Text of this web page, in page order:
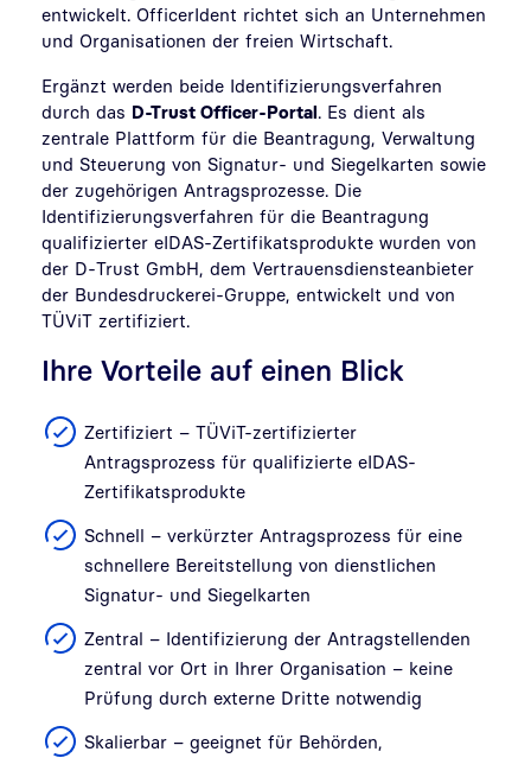
entwickelt. OfficerIdent richtet sich an Unternehmen
und Organisationen der freien Wirtschaft.
Ergänzt werden beide Identifizierungsverfahren
durch das D-Trust Officer-Portal . Es dient als
zentrale Plattform für die Beantragung, Verwaltung
und Steuerung von Signatur- und Siegelkarten sowie
der zugehörigen Antragsprozesse. Die
Identifizierungsverfahren für die Beantragung
qualifizierter eIDAS-Zertifikatsprodukte wurden von
der D-Trust GmbH, dem Vertrauensdiensteanbieter
der Bundesdruckerei-Gruppe, entwickelt und von
TÜViT zertifiziert.
Ihre Vorteile auf einen Blick
Zertifiziert – TÜViT-zertifizierter
Antragsprozess für qualifizierte eIDAS-
Zertifikatsprodukte
Schnell – verkürzter Antragsprozess für eine
schnellere Bereitstellung von dienstlichen
Signatur- und Siegelkarten
Zentral – Identifizierung der Antragstellenden
zentral vor Ort in Ihrer Organisation – keine
Prüfung durch externe Dritte notwendig
Skalierbar – geeignet für Behörden,